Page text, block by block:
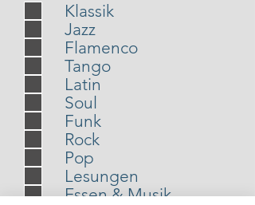
Klassik
Jazz
Flamenco
Tango
Latin
Soul
Funk
Rock
Pop
Lesungen
Essen & Musik